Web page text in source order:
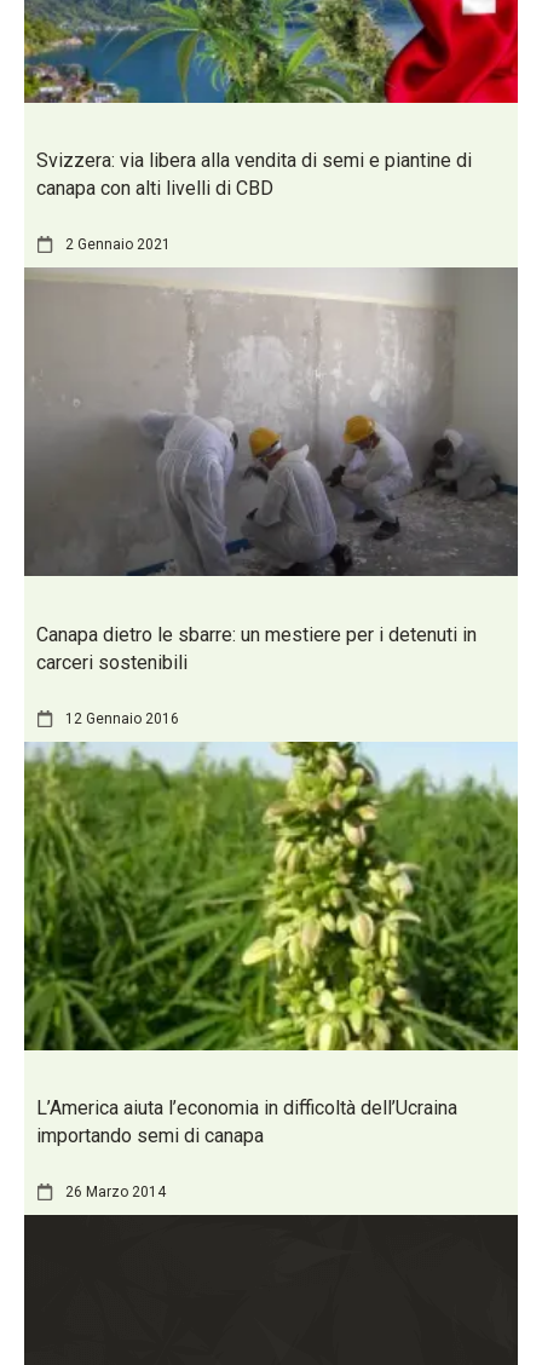
Svizzera: via libera alla vendita di semi e piantine di
canapa con alti livelli di CBD
2 Gennaio 2021
Canapa dietro le sbarre: un mestiere per i detenuti in
carceri sostenibili
12 Gennaio 2016
L’America aiuta l’economia in difficoltà dell’Ucraina
importando semi di canapa
26 Marzo 2014